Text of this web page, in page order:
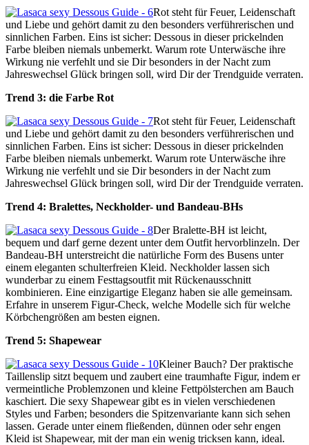
Rot steht für Feuer, Leidenschaft
und Liebe und gehört damit zu den besonders verführerischen und
sinnlichen Farben. Eins ist sicher: Dessous in dieser prickelnden
Farbe bleiben niemals unbemerkt. Warum rote Unterwäsche ihre
Wirkung nie verfehlt und sie Dir besonders in der Nacht zum
Jahreswechsel Glück bringen soll, wird Dir der Trendguide verraten.
Trend 3: die Farbe Rot
Rot steht für Feuer, Leidenschaft
und Liebe und gehört damit zu den besonders verführerischen und
sinnlichen Farben. Eins ist sicher: Dessous in dieser prickelnden
Farbe bleiben niemals unbemerkt. Warum rote Unterwäsche ihre
Wirkung nie verfehlt und sie Dir besonders in der Nacht zum
Jahreswechsel Glück bringen soll, wird Dir der Trendguide verraten.
Trend 4: Bralettes, Neckholder- und Bandeau-BHs
Der Bralette-BH ist leicht,
bequem und darf gerne dezent unter dem Outfit hervorblinzeln. Der
Bandeau-BH unterstreicht die natürliche Form des Busens unter
einem eleganten schulterfreien Kleid. Neckholder lassen sich
wunderbar zu einem Festtagsoutfit mit Rückenausschnitt
kombinieren. Eine einzigartige Eleganz haben sie alle gemeinsam.
Erfahre in unserem Figur-Check, welche Modelle sich für welche
Körbchengrößen am besten eignen.
Trend 5: Shapewear
Kleiner Bauch? Der praktische
Taillenslip sitzt bequem und zaubert eine traumhafte Figur, indem er
vermeintliche Problemzonen und kleine Fettpölsterchen am Bauch
kaschiert. Die sexy Shapewear gibt es in vielen verschiedenen
Styles und Farben; besonders die Spitzenvariante kann sich sehen
lassen. Gerade unter einem fließenden, dünnen oder sehr engen
Kleid ist Shapewear, mit der man ein wenig tricksen kann, ideal.